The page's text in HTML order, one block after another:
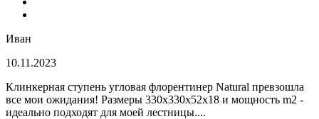
Иван
10.11.2023
Клинкерная ступень угловая флорентинер Natural превзошла
все мои ожидания! Размеры 330х330х52х18 и мощность m2 -
идеально подходят для моей лестницы....